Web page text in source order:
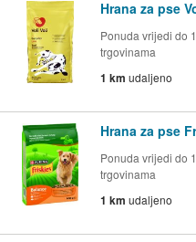
Hrana za pse
Ponuda vrijedi do
trgovinama
1 km udaljeno
Hrana za pse
Ponuda vrijedi do
trgovinama
1 km udaljeno